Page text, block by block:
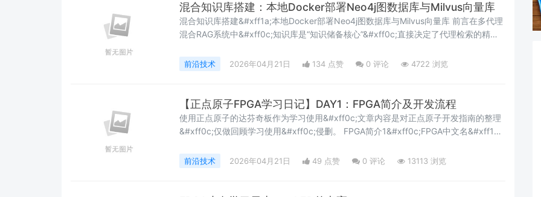
混合知识库搭建：本地Docker部署Neo4j图数据库与Milvus向量库
混合知识库搭建&#xff1a;本地Docker部署Neo4j图数据库与Milvus向量库 前言在多代理
混合RAG系统中&#xff0c;知识库是“知识储备核心”&#xff0c;直接决定了代理检索的精准
成知识检索任务&#xff0c;背后依赖“Neo4j图知识库&#43;Milvus向量库”的混合支撑——
图知识库擅长挖
前沿技术 2026年04月21日 134 点赞 0 评论 4722 浏览
【正点原子FPGA学习日记】DAY1：FPGA简介及开发流程
使用正点原子的达芬奇板作为学习使用&#xff0c;文章内容是对正点原子开发指南的整理
&#xff0c;仅做回顾学习使用&#xff0c;侵删。 FPGA简介1&#xff0c;FPGA中文名&#xff1a;
&#xff0c;可编程则是FPGA与CPU之间最主要的区别&#xff0c;能够改变逻辑门单元之间
的硬件逻
前沿技术 2026年04月21日 49 点赞 0 评论 13113 浏览